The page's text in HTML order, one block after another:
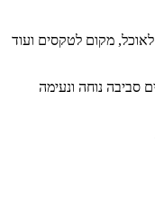
מקום לטקסים ועוד
סביבה נוחה ונעימה